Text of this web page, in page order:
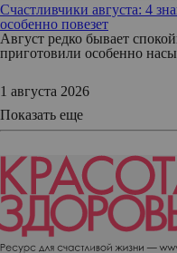
Счастливчики августа: 4
особенно повезет
Август редко бывает
приготовили особенно
1 августа 2026
Показать еще